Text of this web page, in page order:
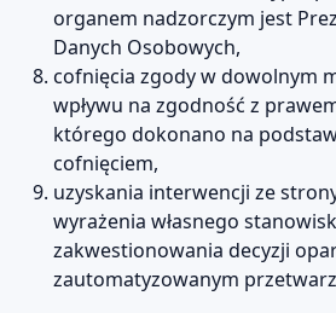
organem nadzorczym jest
Danych Osobowych,
cofnięcia zgody w dowolnym
wpływu na zgodność z
którego dokonano na
cofnięciem,
uzyskania interwencji ze
wyrażenia własnego
zakwestionowania decyzji
zautomatyzowanym